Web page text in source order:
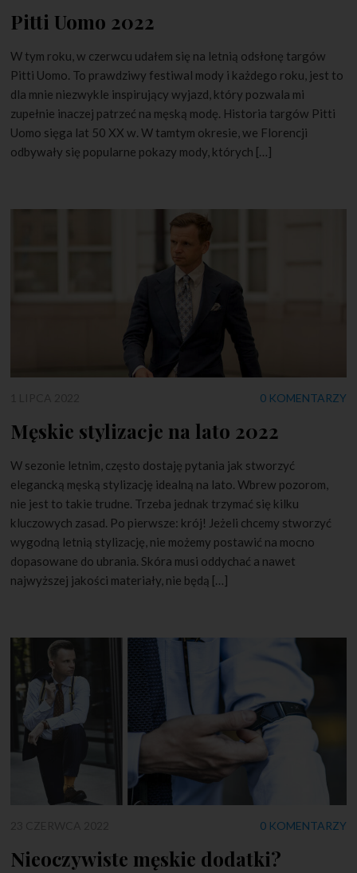
Pitti Uomo 2022
W tym roku, w czerwcu udałem się na letnią odsłonę targów
Pitti Uomo. To prawdziwy festiwal mody i każdego roku, jest to
dla mnie niezwykle inspirujący wyjazd, który pozwala mi
zupełnie inaczej patrzeć na męską modę. Historia targów Pitti
Uomo sięga lat 50 XX w. W tamtym okresie, we Florencji
odbywały się popularne pokazy mody, których […]
0 KOMENTARZY
Męskie stylizacje na lato 2022
W sezonie letnim, często dostaję pytania jak stworzyć
elegancką męską stylizację idealną na lato. Wbrew pozorom,
nie jest to takie trudne. Trzeba jednak trzymać się kilku
kluczowych zasad. Po pierwsze: krój! Jeżeli chcemy stworzyć
wygodną letnią stylizację, nie możemy postawić na mocno
dopasowane do ubrania. Skóra musi oddychać a nawet
najwyższej jakości materiały, nie będą […]
0 KOMENTARZY
Nieoczywiste męskie dodatki?